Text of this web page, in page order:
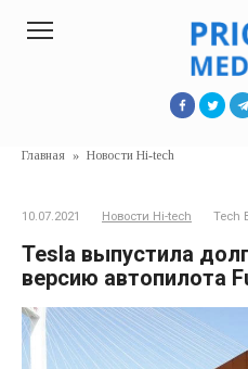
Главная » Новости Hi-tech
10.07.2021 Новости Hi-tech Tech
Tesla выпустила
версию автопилота